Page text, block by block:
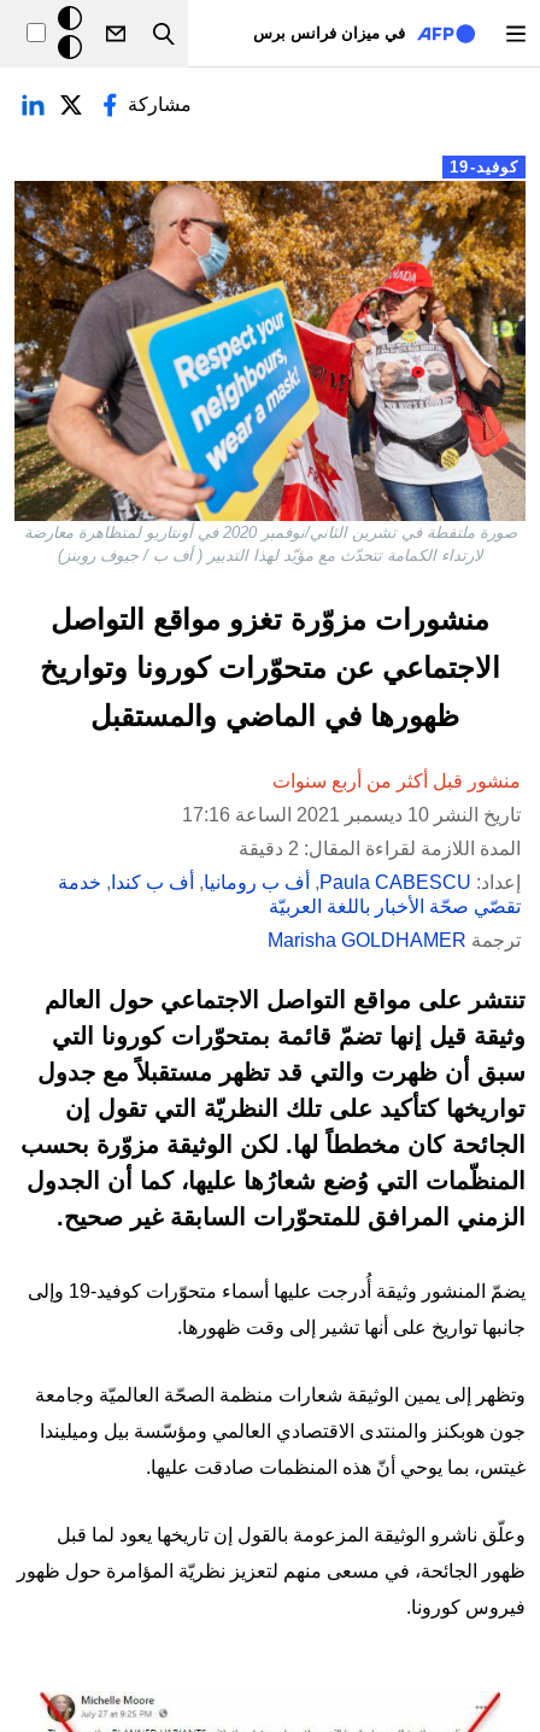
في ميزان فرانس برس
Search
خلفيّة
داكنة
التبويبات الأساسية
كوفيد-19
مشاركة
صورة ملتقطة في تشرين الثاني/نوفمبر 2020 في أونتاريو لمتظاهرة معارضة
لارتداء الكمامة تتحدّث مع مؤيّد لهذا التدبير ( أف ب / جيوف روبنز)
منشورات مزوّرة تغزو مواقع التواصل
الاجتماعي عن متحوّرات كورونا وتواريخ
ظهورها في الماضي والمستقبل
منشور قبل أكثر من أربع سنوات
تاريخ النشر 10 ديسمبر 2021 الساعة 17:16
المدة اللازمة لقراءة المقال: 2 دقيقة
إعداد: Paula CABESCU
, أف ب رومانيا, أف ب كندا , خدمة
تقصّي صحّة الأخبار باللغة العربيّة
ترجمة Marisha GOLDHAMER
تنتشر على مواقع التواصل الاجتماعي حول العالم
وثيقة قيل إنها تضمّ قائمة بمتحوّرات كورونا التي
سبق أن ظهرت والتي قد تظهر مستقبلاً مع جدول
تواريخها كتأكيد على تلك النظريّة التي تقول إن
الجائحة كان مخططاً لها. لكن الوثيقة مزوّرة بحسب
المنظّمات التي وُضع شعارُها عليها، كما أن الجدول
الزمني المرافق للمتحوّرات السابقة غير صحيح.
يضمّ المنشور وثيقة أُدرجت عليها أسماء متحوّرات كوفيد-19 وإلى
جانبها تواريخ على أنها تشير إلى وقت ظهورها.
وتظهر إلى يمين الوثيقة شعارات منظمة الصحّة العالميّة وجامعة
جون هوبكنز والمنتدى الاقتصادي العالمي ومؤسّسة بيل وميليندا
غيتس، بما يوحي أنّ هذه المنظمات صادقت عليها.
وعلّق ناشرو الوثيقة المزعومة بالقول إن تاريخها يعود لما قبل
ظهور الجائحة، في مسعى منهم لتعزيز نظريّة المؤامرة حول ظهور
فيروس كورونا.
Image